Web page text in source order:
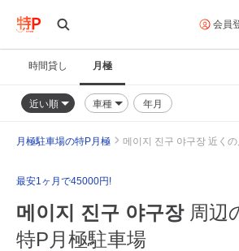
会員
時間貸し 月極
近い順 車種 年月
月極駐車場の特P月極 메이지 진구 야구장 近く
最安1ヶ月で45000円!
메이지 진구 야구장周辺
特P月極駐車場